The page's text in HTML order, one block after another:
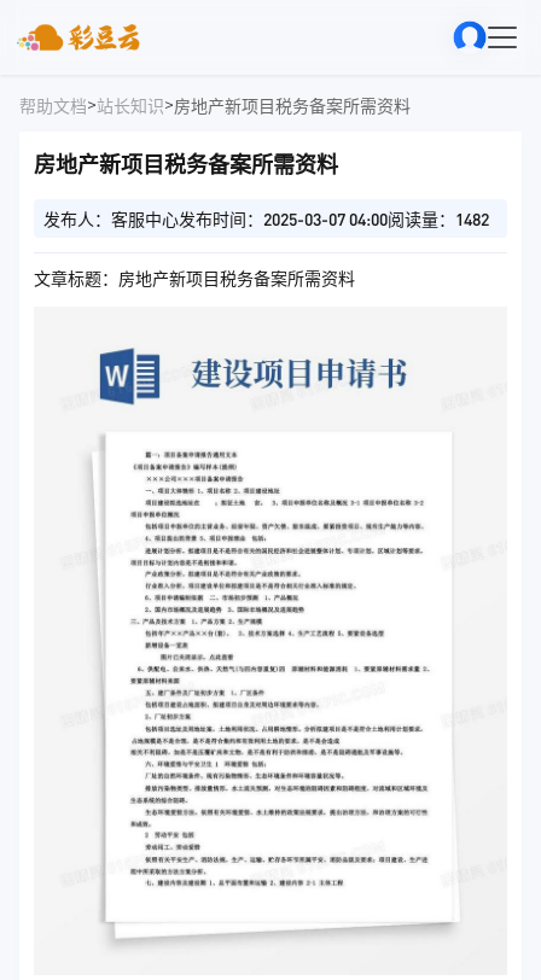
帮助文档>站长知识>房地产新项目税务备案所需资料
房地产新项目税务备案所需资料
发布人：客服中心发布时间：2025-03-07 04:00阅读量：1482
文章标题：房地产新项目税务备案所需资料